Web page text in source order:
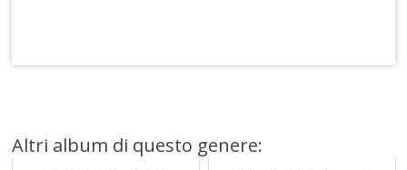
Altri album di questo genere: